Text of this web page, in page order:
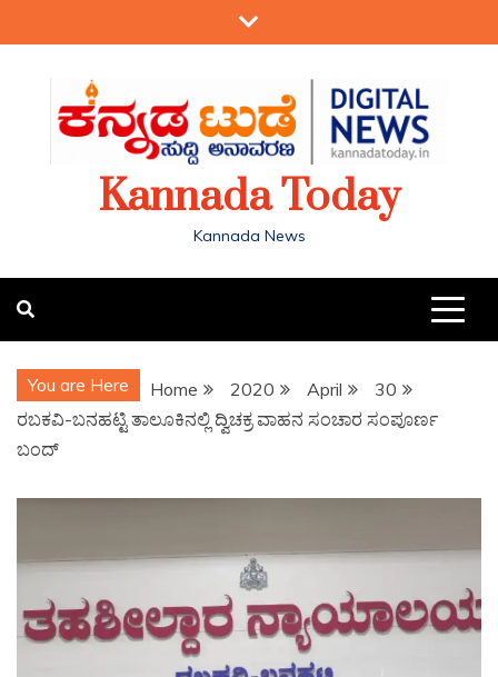
Kannada Today
Kannada News
You are Here Home 2020 April
30
ರಬಕವಿ-ಬನಹಟ್ಟಿ ತಾಲೂಕಿನಲ್ಲಿ ದ್ವಿಚಕ್ರ ವಾಹನ ಸಂಚಾರ ಸಂಪೂರ್ಣ
ಬಂದ್